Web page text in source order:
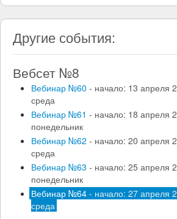
Другие события:
Вебсет №8
Вебинар №60 - начало: 13 апреля
среда
Вебинар №61 - начало: 18 апреля
понедельник
Вебинар №62 - начало: 20 апреля
среда
Вебинар №63 - начало: 25 апреля
понедельник
Вебинар №64 - начало: 27 апреля
среда